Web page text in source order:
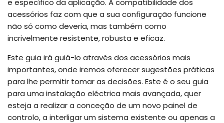
acessórios faz com que a sua configuração funcione
não só como deveria, mas também como
incrivelmente resistente, robusta e eficaz.
Este guia irá guiá-lo através dos acessórios mais
importantes, onde iremos oferecer sugestões práticas
para lhe permitir tomar as decisões. Este é o seu guia
para uma instalação eléctrica mais avançada, quer
esteja a realizar a conceção de um novo painel de
controlo, a interligar um sistema existente ou apenas a